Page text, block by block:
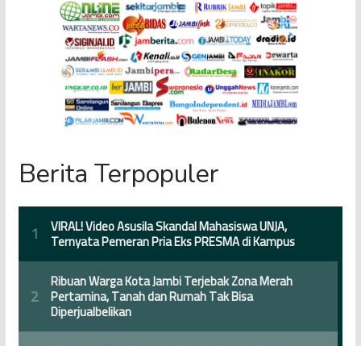
Berita Terpopuler